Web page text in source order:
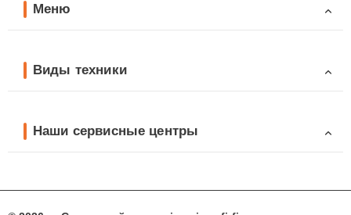
Меню
Виды техники
Наши сервисные центры